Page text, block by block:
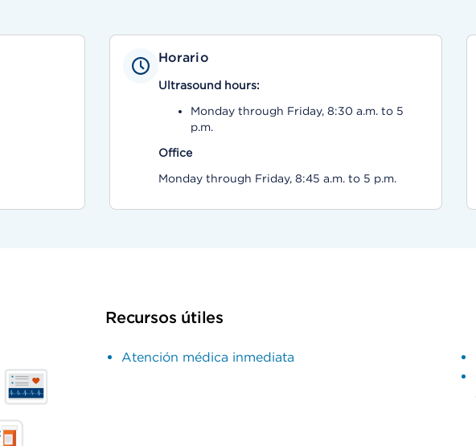
Horario
Ultrasound hours:
Monday through Friday, 8:30 a.m. to 5
p.m.
Office
Monday through Friday, 8:45 a.m. to 5 p.m.
Recursos útiles
Atención médica inmediata